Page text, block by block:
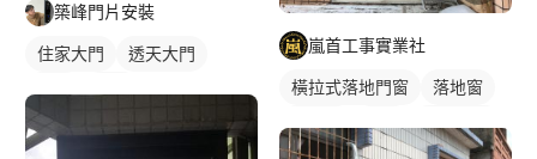
築峰門片安裝
住家大門
透天大門
鐵門
大門
嵐首工事實業社
橫拉式落地門窗
落地窗